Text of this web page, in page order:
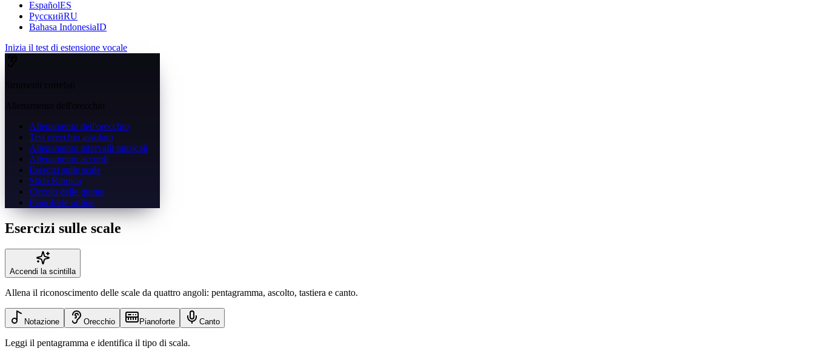
EspañolES
РусскийRU
Bahasa IndonesiaID
Inizia il test di estensione vocale
Allenamento dell'orecchio
Allenamento dell'orecchio
Test orecchio assoluto
Allenamento intervalli musicali
Allenamento accordi
Esercizi sulle scale
Sfida Ritmica
Circolo delle quinte
Pianoforte online
Esercizi sulle scale
Accendi la scintilla
Allena il riconoscimento delle scale da quattro angoli: pentagramma, ascolto, tastiera e canto.
Notazione Orecchio Pianoforte Canto
Leggi il pentagramma e identifica il tipo di scala.